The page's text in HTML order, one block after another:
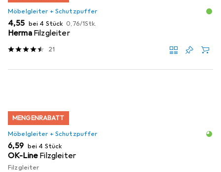
Möbelgleiter + Schutzpuffer
EUR
4,55 bei 4 Stück EUR
0,76/1Stk.
Herma Filzgleiter
21
MENGENRABATT
Möbelgleiter + Schutzpuffer
EUR
6,59 bei 4 Stück
OK-Line Filzgleiter
Filzgleiter